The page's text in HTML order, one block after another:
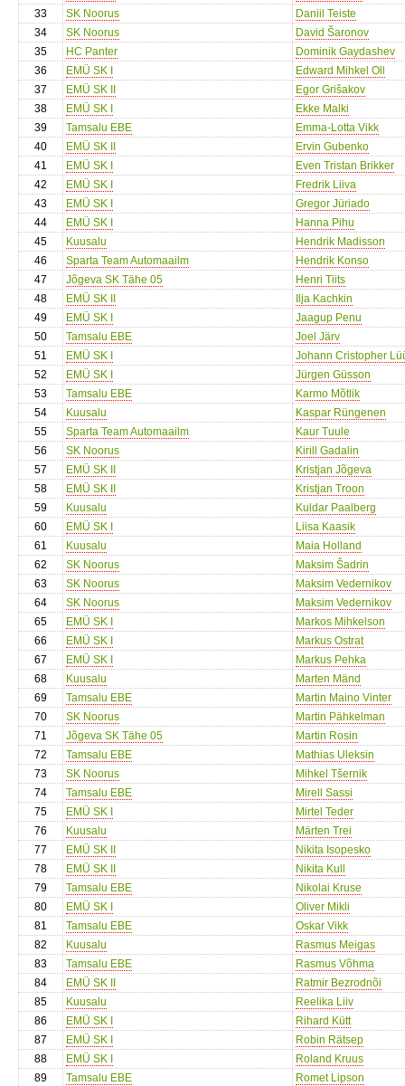
33
SK Noorus
Daniil Teiste
34
SK Noorus
David Šaronov
35
HC Panter
Dominik Gaydashev
36
EMÜ SK I
Edward Mihkel Oll
37
EMÜ SK II
Egor Grišakov
38
EMÜ SK I
Ekke Malki
39
Tamsalu EBE
Emma-Lotta Vikk
40
EMÜ SK II
Ervin Gubenko
41
EMÜ SK I
Even Tristan Brikker
42
EMÜ SK I
Fredrik Liiva
43
EMÜ SK I
Gregor Jüriado
44
EMÜ SK I
Hanna Pihu
45
Kuusalu
Hendrik Madisson
46
Sparta Team Automaailm
Hendrik Konso
47
Jõgeva SK Tähe 05
Henri Tiits
48
EMÜ SK II
Ilja Kachkin
49
EMÜ SK I
Jaagup Penu
50
Tamsalu EBE
Joel Järv
51
EMÜ SK I
Johann Cristopher
52
EMÜ SK I
Jürgen Güsson
53
Tamsalu EBE
Karmo Mõtlik
54
Kuusalu
Kaspar Rüngenen
55
Sparta Team Automaailm
Kaur Tuule
56
SK Noorus
Kirill Gadalin
57
EMÜ SK II
Kristjan Jõgeva
58
EMÜ SK II
Kristjan Troon
59
Kuusalu
Kuldar Paalberg
60
EMÜ SK I
Liisa Kaasik
61
Kuusalu
Maia Holland
62
SK Noorus
Maksim Šadrin
63
SK Noorus
Maksim Vedernikov
64
SK Noorus
Maksim Vedernikov
65
EMÜ SK I
Markos Mihkelson
66
EMÜ SK I
Markus Ostrat
67
EMÜ SK I
Markus Pehka
68
Kuusalu
Marten Mänd
69
Tamsalu EBE
Martin Maino Vinter
70
SK Noorus
Martin Pähkelman
71
Jõgeva SK Tähe 05
Martin Rosin
72
Tamsalu EBE
Mathias Uleksin
73
SK Noorus
Mihkel Tšernik
74
Tamsalu EBE
Mirell Sassi
75
EMÜ SK I
Mirtel Teder
76
Kuusalu
Märten Trei
77
EMÜ SK II
Nikita Isopesko
78
EMÜ SK II
Nikita Kull
79
Tamsalu EBE
Nikolai Kruse
80
EMÜ SK I
Oliver Mikli
81
Tamsalu EBE
Oskar Vikk
82
Kuusalu
Rasmus Meigas
83
Tamsalu EBE
Rasmus Võhma
84
EMÜ SK II
Ratmir Bezrodnõi
85
Kuusalu
Reelika Liiv
86
EMÜ SK I
Rihard Kütt
87
EMÜ SK I
Robin Rätsep
88
EMÜ SK I
Roland Kruus
89
Tamsalu EBE Romet Lipson